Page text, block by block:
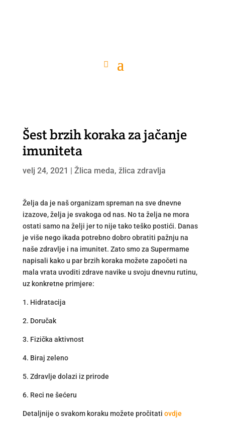
Šest brzih koraka za jačanje
imuniteta
velj 24, 2021 | Žlica meda, žlica zdravlja
Želja da je naš organizam spreman na sve dnevne
izazove, želja je svakoga od nas. No ta želja ne mora
ostati samo na želji jer to nije tako teško postići. Danas
je više nego ikada potrebno dobro obratiti pažnju na
naše zdravlje i na imunitet. Zato smo za Supermame
napisali kako u par brzih koraka možete započeti na
mala vrata uvoditi zdrave navike u svoju dnevnu rutinu,
uz konkretne primjere:
1. Hidratacija
2. Doručak
3. Fizička aktivnost
4. Biraj zeleno
5. Zdravlje dolazi iz prirode
6. Reci ne šećeru
Detaljnije o svakom koraku možete pročitati ovdje